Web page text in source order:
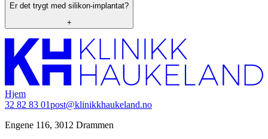
Er det trygt med silikon-implantat?
+
Hjem
32 82 83 01post@klinikkhaukeland.no
Engene 116, 3012 Drammen